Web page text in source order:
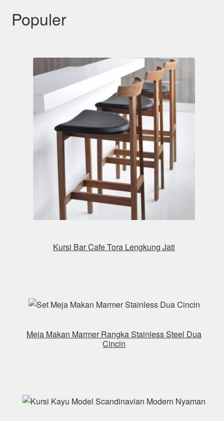
Populer
Kursi Bar Cafe Tora Lengkung Jati
Meja Makan Marmer Rangka Stainless Steel Dua
Cincin